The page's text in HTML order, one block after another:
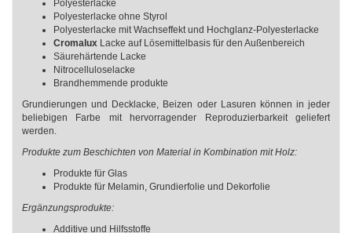
Polyesterlacke
Polyesterlacke ohne Styrol
Polyesterlacke mit Wachseffekt und Hochglanz-Polyesterlacke
Cromalux Lacke auf Lösemittelbasis für den Außenbereich
Säurehärtende Lacke
Nitrocelluloselacke
Brandhemmende produkte
Grundierungen und Decklacke, Beizen oder Lasuren können in jeder
beliebigen Farbe mit hervorragender Reproduzierbarkeit geliefert
werden.
Produkte zum Beschichten von Material in Kombination mit Holz:
Produkte für Glas
Produkte für Melamin, Grundierfolie und Dekorfolie
Ergänzungsprodukte:
Additive und Hilfsstoffe